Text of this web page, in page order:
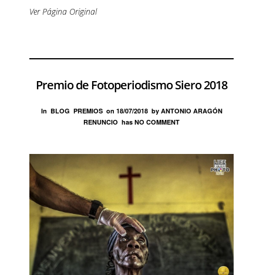
Ver Página Original
Premio de Fotoperiodismo Siero 2018
In BLOG PREMIOSon 18/07/2018by ANTONIO ARAGÓN
RENUNCIO has NO COMMENT